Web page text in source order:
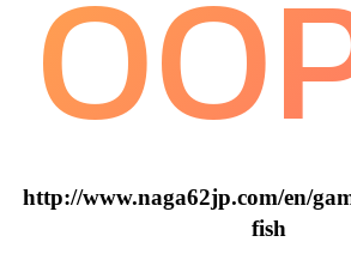
http://www.naga62jp.com/en/
fish